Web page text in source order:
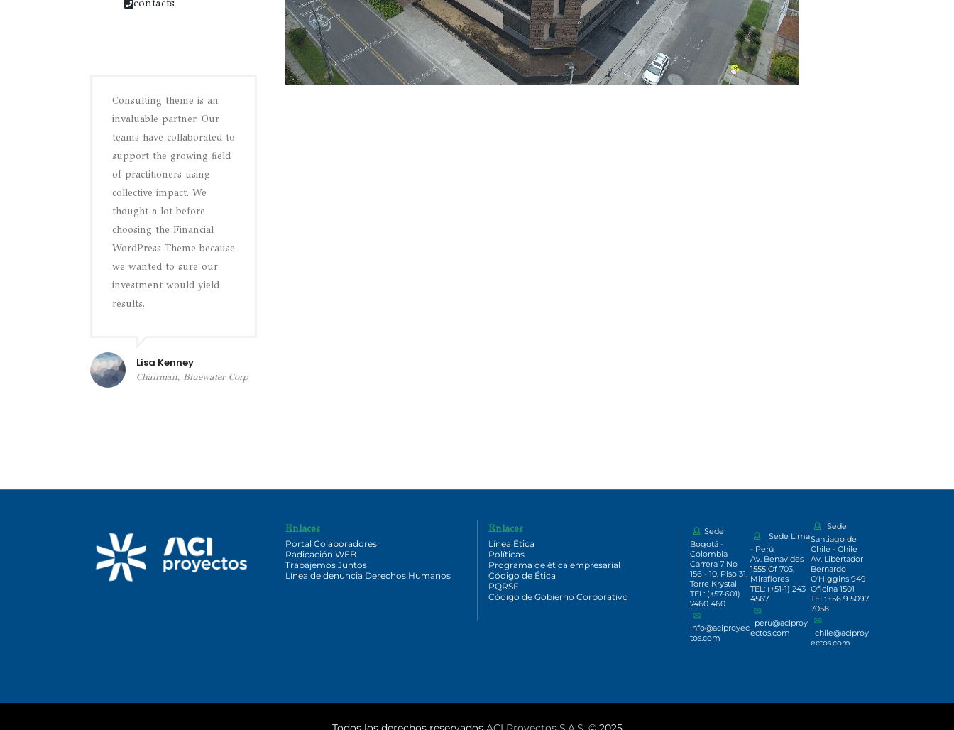
contacts
Consulting theme is an
invaluable partner. Our
teams have collaborated to
support the growing field
of practitioners using
collective impact. We
thought a lot before
choosing the Financial
WordPress Theme because
we wanted to sure our
investment would yield
results.
Lisa Kenney
Chairman, Bluewater Corp
Enlaces
Portal Colaboradores
Radicación WEB
Trabajemos Juntos
Línea de denuncia Derechos Humanos
Enlaces
Línea Ética
Políticas
Programa de ética empresarial
Código de Ética
PQRSF
Código de Gobierno Corporativo
Sede
Bogotá -
Colombia
Carrera 7 No
156 - 10, Piso 31,
Torre Krystal
TEL: (+57-601)
7460 460
info@aciproyec
tos.com
Sede Lima
- Perú
Av. Benavides
1555 Of 703,
Miraflores
TEL: (+51-1) 243
4567
peru@aciproy
ectos.com
Sede
Santiago de
Chile - Chile
Av. Libertador
Bernardo
O'Higgins 949
Oficina 1501
TEL: +56 9 5097
7058
chile@aciproy
ectos.com